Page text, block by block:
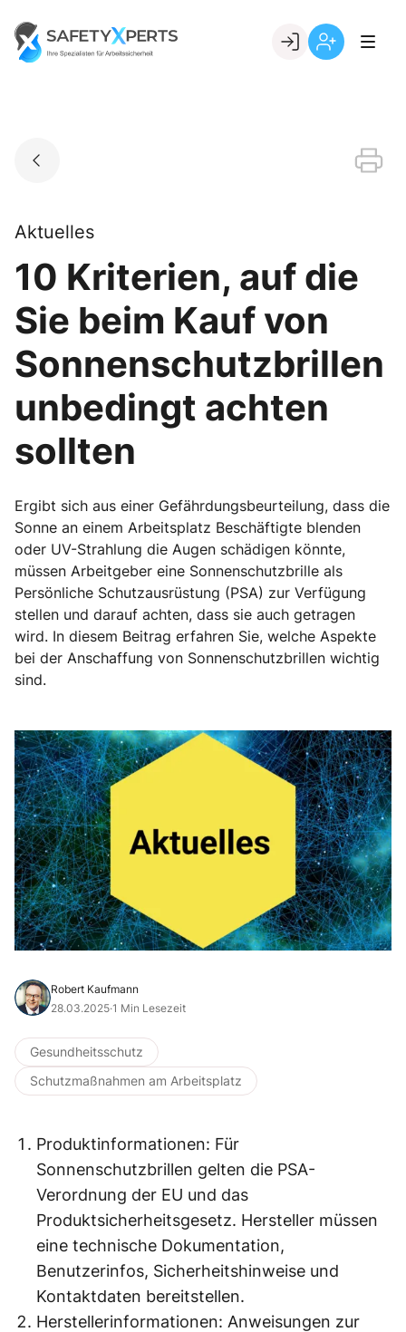
content
Go to landing page.
Aktuelles
10 Kriterien, auf die
Sie beim Kauf von
Sonnenschutzbrillen
unbedingt achten
sollten
Ergibt sich aus einer Gefährdungsbeurteilung, dass die
Sonne an einem Arbeitsplatz Beschäftigte blenden
oder UV-Strahlung die Augen schädigen könnte,
müssen Arbeitgeber eine Sonnenschutzbrille als
Persönliche Schutzausrüstung (PSA) zur Verfügung
stellen und darauf achten, dass sie auch getragen
wird. In diesem Beitrag erfahren Sie, welche Aspekte
bei der Anschaffung von Sonnenschutzbrillen wichtig
sind.
Robert Kaufmann
28.03.2025·1 Min Lesezeit
Gesundheitsschutz
Schutzmaßnahmen am Arbeitsplatz
Produktinformationen: Für
Sonnenschutzbrillen gelten die PSA-
Verordnung der EU und das
Produktsicherheitsgesetz. Hersteller müssen
eine technische Dokumentation,
Benutzerinfos, Sicherheitshinweise und
Kontaktdaten bereitstellen.
Herstellerinformationen: Anweisungen zur